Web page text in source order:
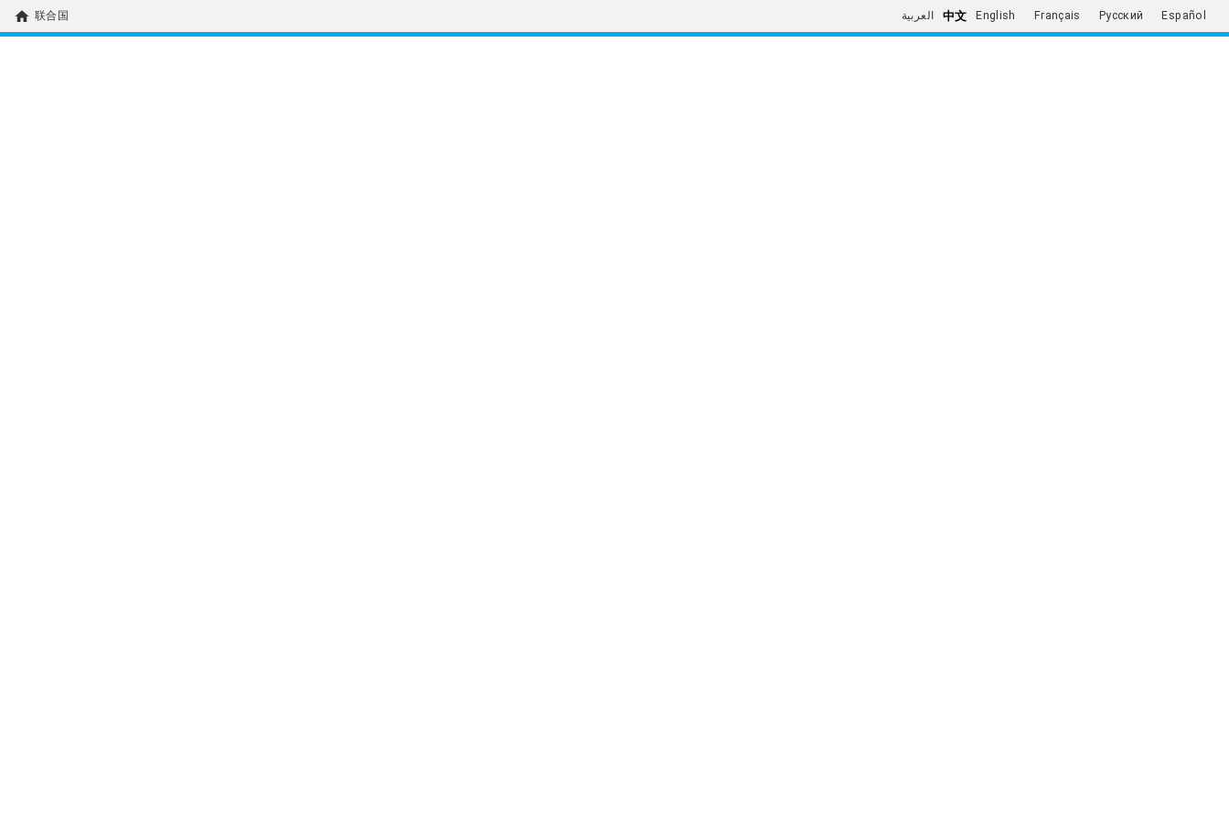
home 联合国 العربية 中文 English Français Русский Español